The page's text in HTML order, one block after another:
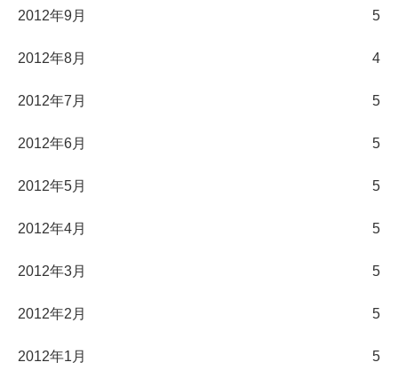
2012年9月 5
2012年8月 4
2012年7月 5
2012年6月 5
2012年5月 5
2012年4月 5
2012年3月 5
2012年2月 5
2012年1月 5